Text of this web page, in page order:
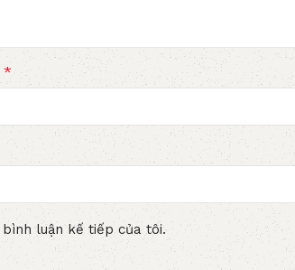
*
luận kế tiếp của tôi.